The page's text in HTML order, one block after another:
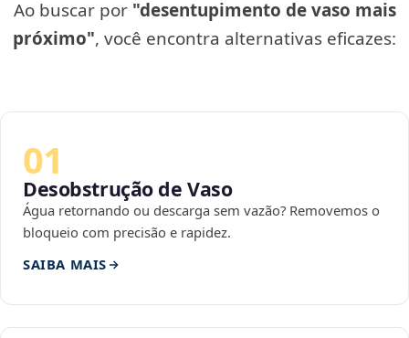
Ao buscar por "desentupimento de vaso mais
próximo", você encontra alternativas eficazes:
01
Desobstrução de Vaso
Água retornando ou descarga sem vazão? Removemos o
bloqueio com precisão e rapidez.
SAIBA MAIS